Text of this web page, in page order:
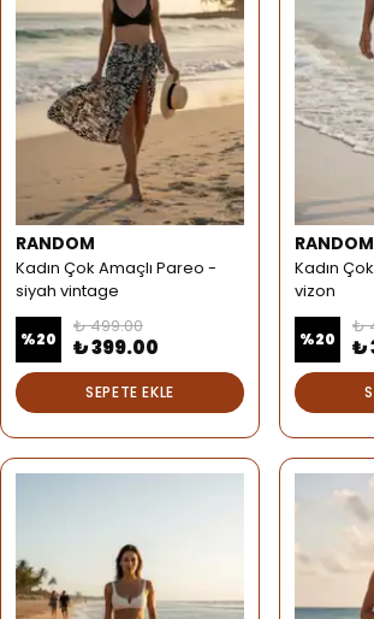
RANDOM
Kadın Çok Amaçlı Pareo -
siyah vintage
%20
₺ 499.00
₺ 399.00
SEPETE EKLE
RANDOM
Kadın
vizon
%20
₺
₺